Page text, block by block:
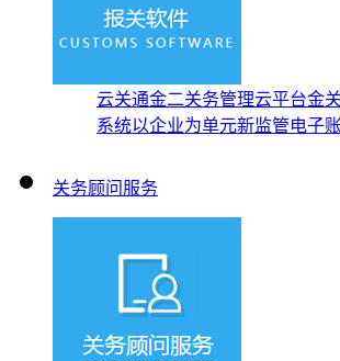
云关通金二关务管理云平台金
系统以企业为单元新监管电子
关务顾问服务